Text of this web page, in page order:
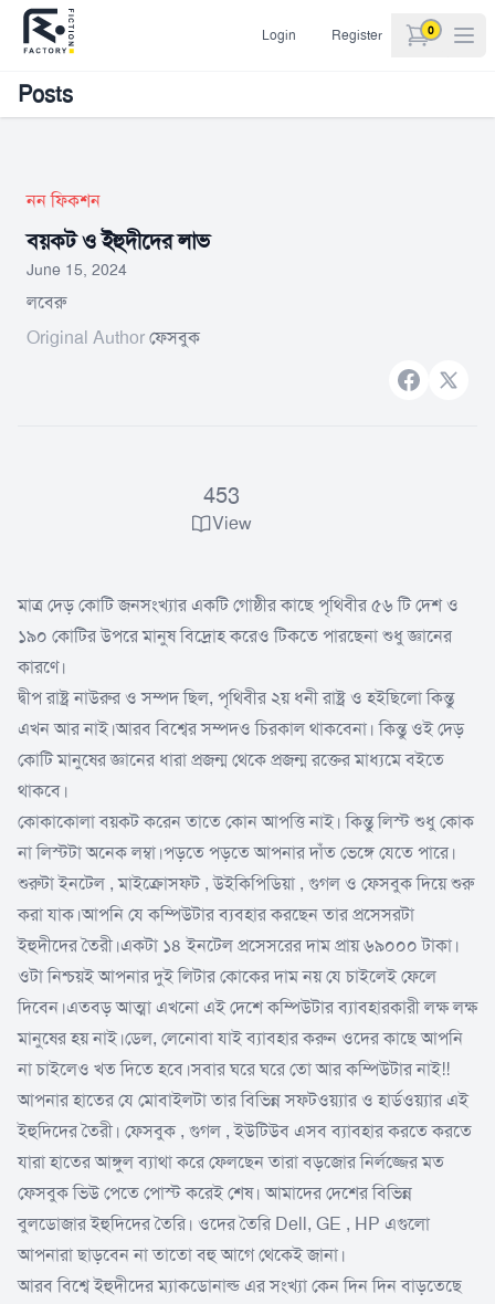
Login Register 0
items in
Posts
নন ফিকশন
বয়কট ও ইহুদীদের লাভ
June 15, 2024
লবেরু
Original Authorফেসবুক
Facebook
X
453
View
মাত্র দেড় কোটি জনসংখ্যার একটি গোষ্ঠীর কাছে পৃথিবীর ৫৬ টি দেশ ও
১৯০ কোটির উপরে মানুষ বিদ্রোহ করেও টিকতে পারছেনা শুধু জ্ঞানের
কারণে।
দ্বীপ রাষ্ট্র নাউরুর ও সম্পদ ছিল, পৃথিবীর ২য় ধনী রাষ্ট্র ও হইছিলো কিন্তু
এখন আর নাই।আরব বিশ্বের সম্পদও চিরকাল থাকবেনা। কিন্তু ওই দেড়
কোটি মানুষের জ্ঞানের ধারা প্রজন্ম থেকে প্রজন্ম রক্তের মাধ্যমে বইতে
থাকবে।
কোকাকোলা বয়কট করেন তাতে কোন আপত্তি নাই। কিন্তু লিস্ট শুধু কোক
না লিস্টটা অনেক লম্বা।পড়তে পড়তে আপনার দাঁত ভেঙ্গে যেতে পারে।
শুরুটা ইনটেল , মাইক্রোসফট , উইকিপিডিয়া , গুগল ও ফেসবুক দিয়ে শুরু
করা যাক।আপনি যে কম্পিউটার ব্যবহার করছেন তার প্রসেসরটা
ইহুদীদের তৈরী।একটা ১৪ ইনটেল প্রসেসরের দাম প্রায় ৬৯০০০ টাকা।
ওটা নিশ্চয়ই আপনার দুই লিটার কোকের দাম নয় যে চাইলেই ফেলে
দিবেন।এতবড় আত্মা এখনো এই দেশে কম্পিউটার ব্যাবহারকারী লক্ষ লক্ষ
মানুষের হয় নাই।ডেল, লেনোবা যাই ব্যাবহার করুন ওদের কাছে আপনি
না চাইলেও খত দিতে হবে।সবার ঘরে ঘরে তো আর কম্পিউটার নাই!!
আপনার হাতের যে মোবাইলটা তার বিভিন্ন সফটওয়্যার ও হার্ডওয়্যার এই
ইহুদিদের তৈরী। ফেসবুক , গুগল , ইউটিউব এসব ব্যাবহার করতে করতে
যারা হাতের আঙ্গুল ব্যাথা করে ফেলছেন তারা বড়জোর নির্লজ্জের মত
ফেসবুক ভিউ পেতে পোস্ট করেই শেষ। আমাদের দেশের বিভিন্ন
বুলডোজার ইহুদিদের তৈরি। ওদের তৈরি Dell, GE , HP এগুলো
আপনারা ছাড়বেন না তাতো বহু আগে থেকেই জানা।
আরব বিশ্বে ইহুদীদের ম্যাকডোনাল্ড এর সংখ্যা কেন দিন দিন বাড়তেছে